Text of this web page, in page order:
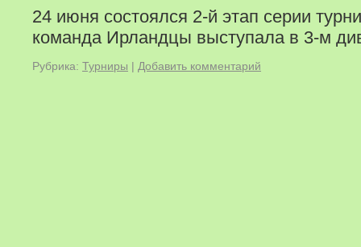
24 июня состоялся 2-й этап серии
команда Ирландцы выступала в 3-м
Рубрика: Турниры | Добавить комментарий